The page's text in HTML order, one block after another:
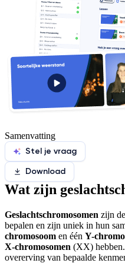
Samenvatting
Stel je vraag
Download
Wat zijn
Geslachtschromosomen zijn
bepalen en zijn uniek in hun
chromosoom en één Y-
X-chromosomen (XX)
overerving van bepaalde